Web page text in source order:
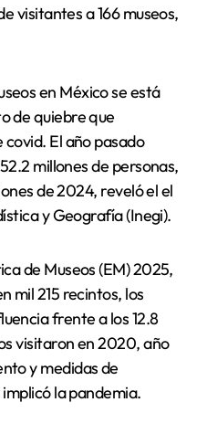
visitantes a 166 museos,
en México se está
de quiebre que
El año pasado
millones de personas,
de 2024, reveló el el
y Geografía (Inegi).
de Museos (EM) 2025,
mil 215 recintos, los
frente a los 12.8
visitaron en 2020, año
y medidas de
la pandemia.